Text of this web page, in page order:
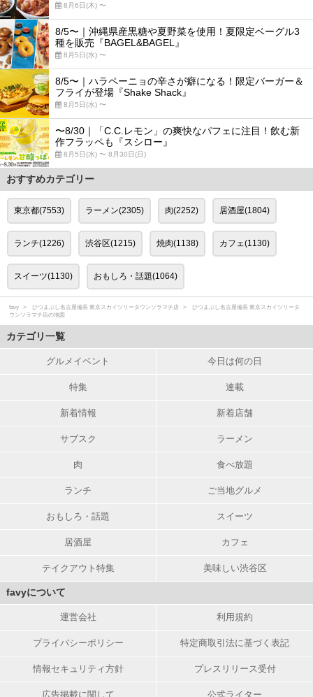
8月6日(木) 〜
8/5〜｜沖縄県産黒糖や夏野菜を使用！夏限定ベーグル3
種を販売『BAGEL&BAGEL』
8月5日(水) 〜
8/5〜｜ハラペーニョの辛さが癖になる！限定バーガー＆
フライが登場『Shake Shack』
8月5日(水) 〜
〜8/30｜「C.C.レモン」の爽快なパフェに注目！飲む新
作フラッペも『スシロー』
8月5日(水) 〜 8月30日(日)
おすすめカテゴリー
東京都(7553) ラーメン(2305) 肉(2252) 居酒屋(1804)
ランチ(1226) 渋谷区(1215) 焼肉(1138) カフェ(1130)
スイーツ(1130) おもしろ・話題(1064)
favy ひつまぶし名古屋備長 東京スカイツリータウンソラマチ店
ひつまぶし名古屋備長 東京スカイツリータ
ウンソラマチ店の地図
カテゴリ一覧
グルメイベント 今日は何の日
特集 連載
新着情報 新着店舗
サブスク ラーメン
肉 食べ放題
ランチ ご当地グルメ
おもしろ・話題 スイーツ
居酒屋 カフェ
テイクアウト特集 美味しい渋谷区
favyについて
運営会社 利用規約
プライバシーポリシー 特定商取引法に基づく表記
情報セキュリティ方針 プレスリリース受付
広告掲載に関して 公式ライター